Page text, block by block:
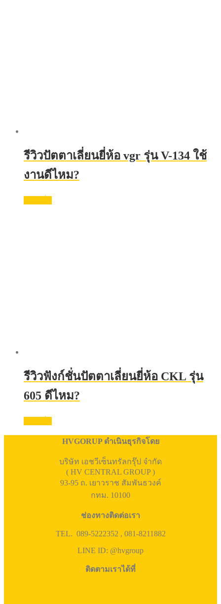
รีวิวปัตตาเลี่ยนยี่ห้อ vgr รุ่น V-134 ใช้
งานดีไหม?
รีวิวฟังก์ชั่นปัตตาเลี่ยนยี่ห้อ CKL รุ่น
605 ดีไหม?
HVGORUP ดำเนินธุรกิจโดย
บริษัท เอชวีเซ็นทรัลกรุ๊ป จำกัด
( HV CENTRAL GROUP )
93-95 ถ. เยาวราช สัมพันธวงค์
กทม. 10100
ช่องทางติดต่อเรา
TEL. 089-5222352 , 081-8211882
LINE ID: @hvgroup
ติดตามเราได้ที่